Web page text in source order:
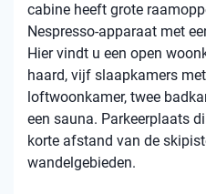
cabine heeft grote
Nespresso-apparaat met
Hier vindt u een open
haard, vijf slaapkamers
loftwoonkamer, twee
een sauna. Parkeerplaats
korte afstand van de
wandelgebieden.